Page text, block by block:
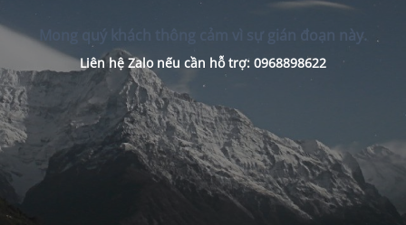
Mong quý khách thông cảm vì sự gián đoạn này.
Liên hệ Zalo nếu cần hỗ trợ: 0968898622